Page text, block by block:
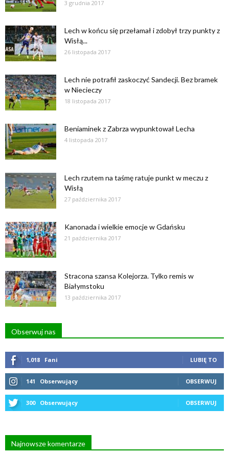
3 grudnia 2017
Lech w końcu się przełamał i zdobył trzy punkty z
Wisłą...
26 listopada 2017
Lech nie potrafił zaskoczyć Sandecji. Bez bramek
w Niecieczy
18 listopada 2017
Beniaminek z Zabrza wypunktował Lecha
4 listopada 2017
Lech rzutem na taśmę ratuje punkt w meczu z
Wisłą
27 października 2017
Kanonada i wielkie emocje w Gdańsku
21 października 2017
Stracona szansa Kolejorza. Tylko remis w
Białymstoku
13 października 2017
Obserwuj nas
1,018 Fani LUBIĘ TO
141 Obserwujący OBSERWUJ
300 Obserwujący OBSERWUJ
Najnowsze komentarze